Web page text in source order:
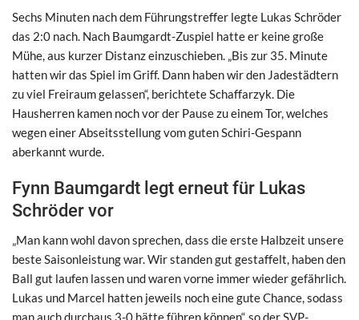
Sechs Minuten nach dem Führungstreffer legte Lukas Schröder
das 2:0 nach. Nach Baumgardt-Zuspiel hatte er keine große
Mühe, aus kurzer Distanz einzuschieben. „Bis zur 35. Minute
hatten wir das Spiel im Griff. Dann haben wir den Jadestädtern
zu viel Freiraum gelassen“, berichtete Schaffarzyk. Die
Hausherren kamen noch vor der Pause zu einem Tor, welches
wegen einer Abseitsstellung vom guten Schiri-Gespann
aberkannt wurde.
Fynn Baumgardt legt erneut für Lukas
Schröder vor
„Man kann wohl davon sprechen, dass die erste Halbzeit unsere
beste Saisonleistung war. Wir standen gut gestaffelt, haben den
Ball gut laufen lassen und waren vorne immer wieder gefährlich.
Lukas und Marcel hatten jeweils noch eine gute Chance, sodass
man auch durchaus 3-0 hätte führen können“, so der SVP-